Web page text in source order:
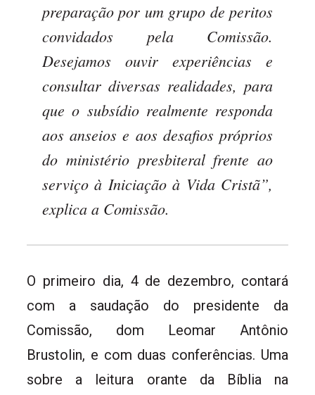
preparação por um grupo de peritos
convidados pela Comissão.
Desejamos ouvir experiências e
consultar diversas realidades, para
que o subsídio realmente responda
aos anseios e aos desafios próprios
do ministério presbiteral frente ao
serviço à Iniciação à Vida Cristã”,
explica a Comissão.
O primeiro dia, 4 de dezembro, contará
com a saudação do presidente da
Comissão, dom Leomar Antônio
Brustolin, e com duas conferências. Uma
sobre a leitura orante da Bíblia na